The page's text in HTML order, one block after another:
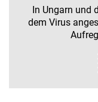
In Ungarn und
dem Virus